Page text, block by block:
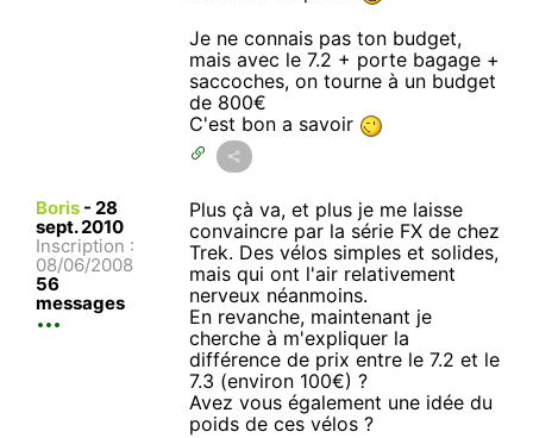
Je ne connais pas ton budget,
mais avec le 7.2 + porte bagage +
saccoches, on tourne à un budget
de 800€
C'est bon a savoir
Boris - 28
sept. 2010
Inscription :
08/06/2008
56
messages
Plus çà va, et plus je me laisse
convaincre par la série FX de chez
Trek. Des vélos simples et solides,
mais qui ont l'air relativement
nerveux néanmoins.
En revanche, maintenant je
cherche à m'expliquer la
différence de prix entre le 7.2 et le
7.3 (environ 100€) ?
Avez vous également une idée du
poids de ces vélos ?